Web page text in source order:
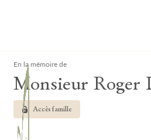
En la mémoire de
Monsieur
Accès famille